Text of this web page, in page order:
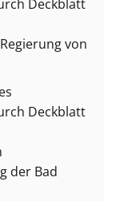
Deckblatt
von
Deckblatt
der Bad